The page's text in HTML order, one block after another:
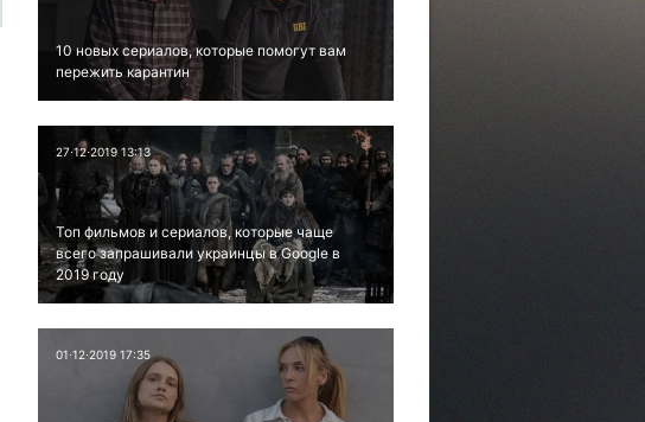
10 новых сериалов, которые помогут вам
пережить карантин
27⋅12⋅2019 13:13
Топ фильмов и сериалов, которые чаще
всего запрашивали украинцы в Google в
2019 году
01⋅12⋅2019 17:35